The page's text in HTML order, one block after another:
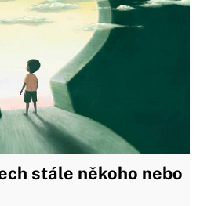
stále někoho nebo